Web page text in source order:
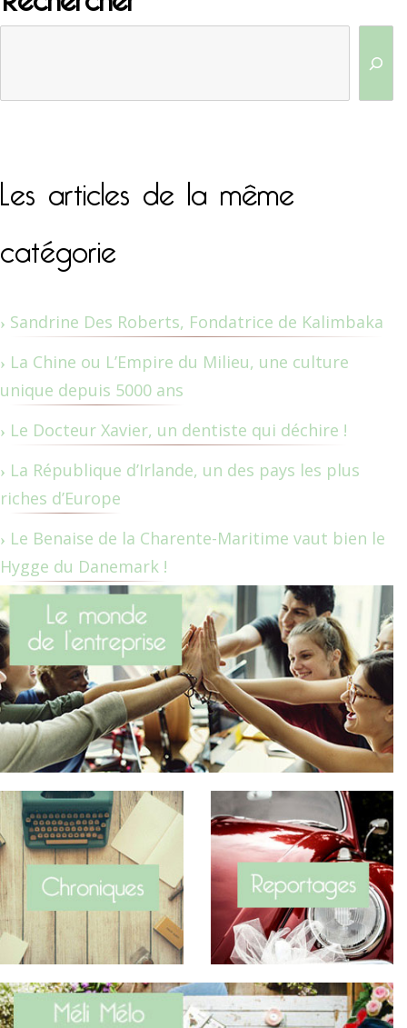
Les articles de la même
catégorie
Sandrine Des Roberts, Fondatrice de Kalimbaka
La Chine ou L’Empire du Milieu, une culture
unique depuis 5000 ans
Le Docteur Xavier, un dentiste qui déchire !
La République d’Irlande, un des pays les plus
riches d’Europe
Le Benaise de la Charente-Maritime vaut bien le
Hygge du Danemark !